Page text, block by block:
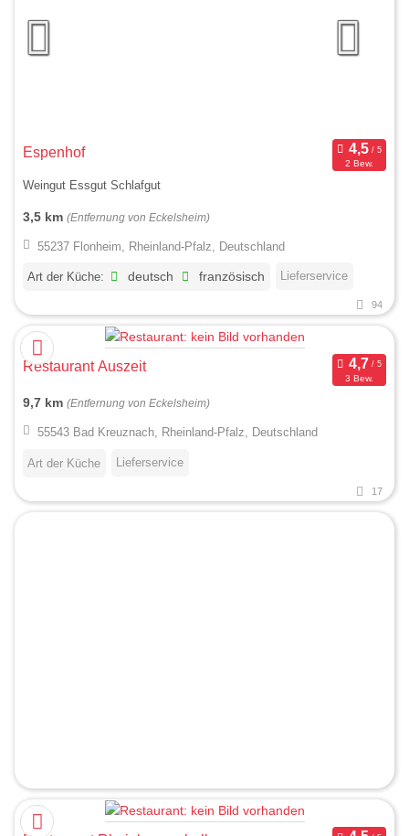
Espenhof
2 Bew.
Weingut Essgut Schlafgut
3,5 km (Entfernung von Eckelsheim)
55237 Flonheim, Rheinland-Pfalz, Deutschland
Art der Küche: deutsch französisch Lieferservice
94
Restaurant Auszeit
3 Bew.
9,7 km (Entfernung von Eckelsheim)
55543 Bad Kreuznach, Rheinland-Pfalz, Deutschland
Art der Küche Lieferservice
17